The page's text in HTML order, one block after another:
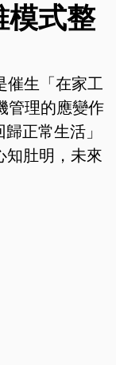
式整
催生「在家工
管理的應變作
正常生活」
知肚明，未來